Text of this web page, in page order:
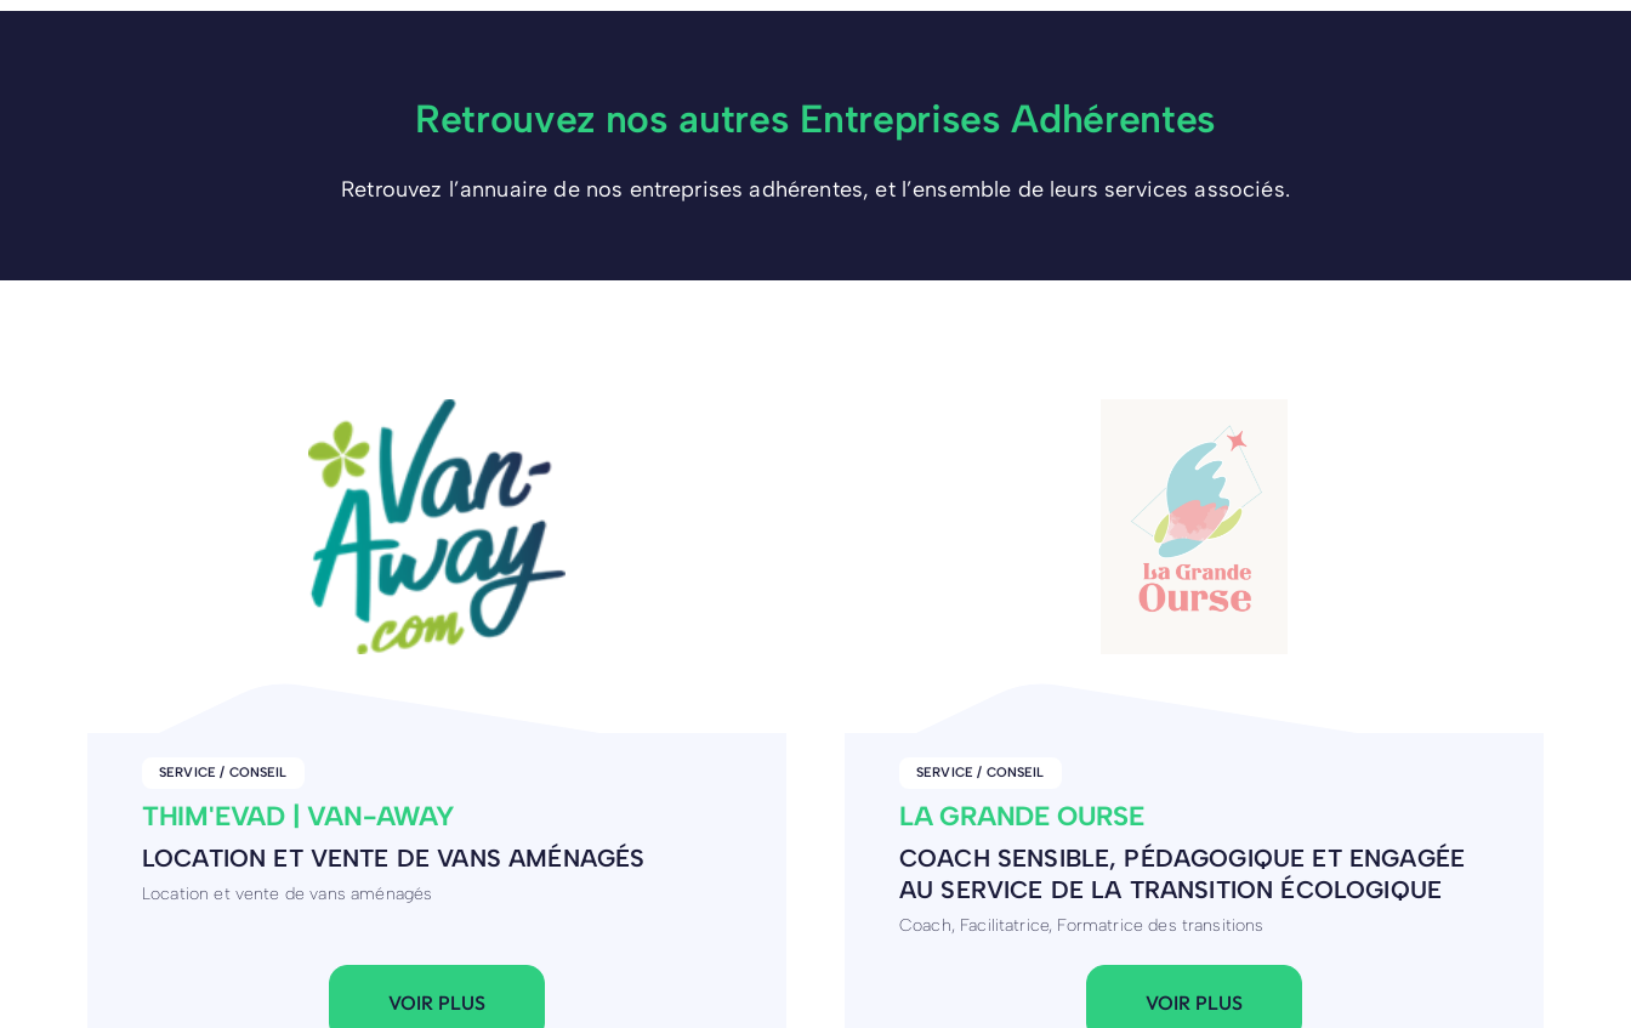
Retrouvez nos autres Entreprises Adhérentes
Retrouvez l’annuaire de nos entreprises adhérentes, et l’ensemble de leurs services associés.
COMMERCE
WISEBAND
DISTRIBUTION DE MUSIQUE
Wiseband est un distributeur musical français fondé en 2013.
VOIR PLUS
SERVICE / CONSEIL
THIM'EVAD | VAN-AWAY
LOCATION ET VENTE DE VANS AMÉNAGÉS
Location et vente de vans aménagés
VOIR PLUS